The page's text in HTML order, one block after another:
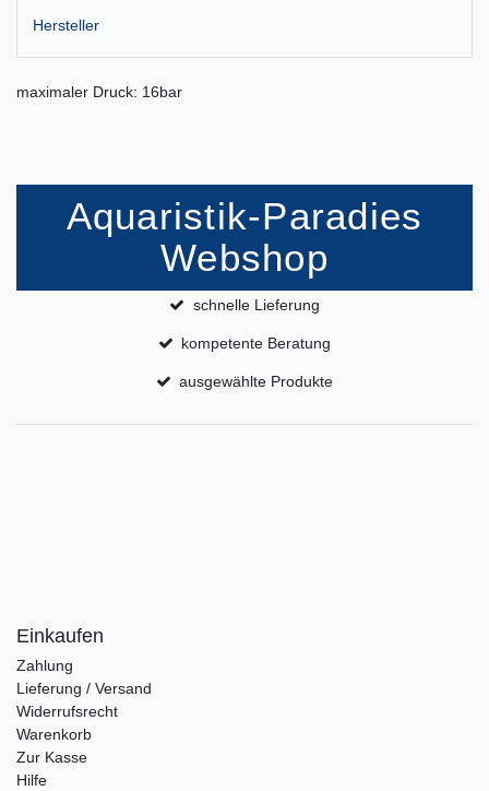
Hersteller
maximaler Druck: 16bar
Aquaristik-Paradies
Webshop
schnelle Lieferung
kompetente Beratung
ausgewählte Produkte
Einkaufen
Zahlung
Lieferung / Versand
Widerrufsrecht
Warenkorb
Zur Kasse
Hilfe